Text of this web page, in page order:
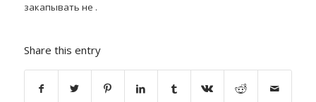
закапывать не .
Share this entry